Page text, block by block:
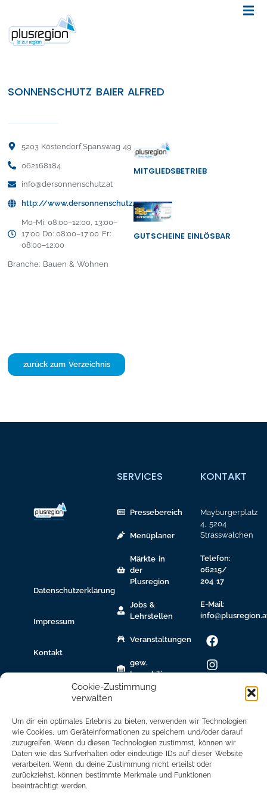
Cookie-Zustimmung
verwalten
Um dir ein optimales Erlebnis zu bieten, verwenden wir Technologien
wie Cookies, um Geräteinformationen zu speichern und/oder darauf
zuzugreifen. Wenn du diesen Technologien zustimmst, können wir
Daten wie das Surfverhalten oder eindeutige IDs auf dieser Website
verarbeiten. Wenn du deine Zustimmung nicht erteilst oder
zurückziehst, können bestimmte Merkmale und Funktionen
beeinträchtigt werden.
SONNENSCHUTZ BAIER ALFRED
5203 Köstendorf,Spanswag 49
062168184
info@dersonnenschutz.at
http://www.dersonnenschutz.at
Mo-Mi: 08:00–12:00, 13:00–
17:00 Do: 08:00–17:00 Fr:
08:00–12:00
Branche: Bauen & Wohnen
MITGLIEDSBETRIEB
GUTSCHEINE EINLÖSBAR
zurück zum Verzeichnis
Datenschutzerklärung
Impressum
Kontakt
SERVICES
Pressebereich
Menüplaner
Märkte in
der
Plusregion
Jobs &
Lehrstellen
Veranstaltungen
gew.
Immobilien
Newsletter
Anmeldung
Mitglied
werden
KONTAKT
Mayburgerplatz
4, 5204
Strasswalchen
Telefon:
06215/
204 17
E-Mail: